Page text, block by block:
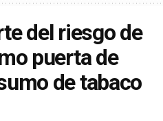
del riesgo de
puerta de
de tabaco